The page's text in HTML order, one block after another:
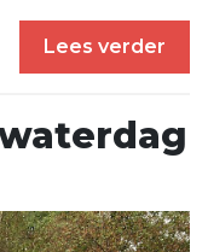
Lees verder